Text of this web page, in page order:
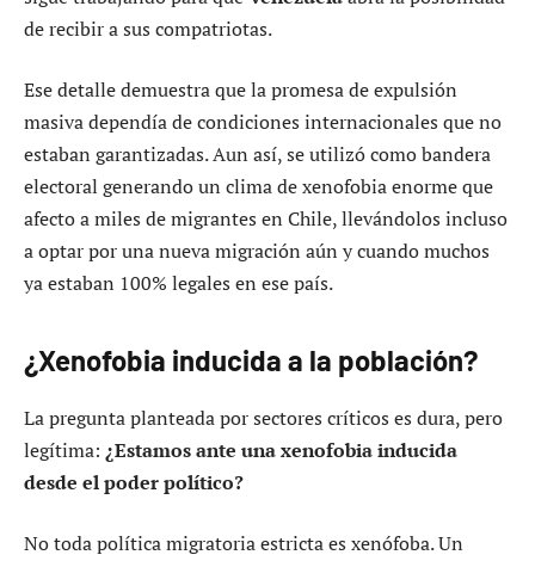
de recibir a sus compatriotas.
Ese detalle demuestra que la promesa de expulsión
masiva dependía de condiciones internacionales que no
estaban garantizadas. Aun así, se utilizó como bandera
electoral generando un clima de xenofobia enorme que
afecto a miles de migrantes en Chile, llevándolos incluso
a optar por una nueva migración aún y cuando muchos
ya estaban 100% legales en ese país.
¿Xenofobia inducida a la población?
La pregunta planteada por sectores críticos es dura, pero
legítima: ¿Estamos ante una xenofobia inducida
desde el poder político?
No toda política migratoria estricta es xenófoba. Un